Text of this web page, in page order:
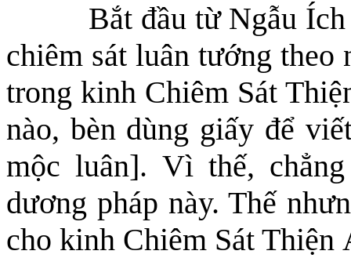
Bắt đầu từ Ngẫu
chiêm sát luân tướng theo
trong kinh Chiêm Sát
nào, bèn dùng giấy để
mộc luân]. Vì thế,
dương pháp này. Thế
cho kinh Chiêm Sát Thiện